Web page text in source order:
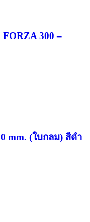
300 –
mm. (ใบกลม) สีดำ